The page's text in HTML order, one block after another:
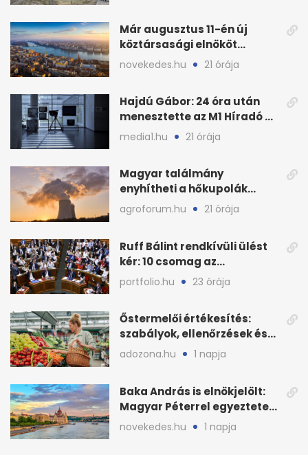
Már augusztus 11-én új
köztársasági elnököt
választhat az Országgyűlés
novekedes.hu 21 órája
Hajdú Gábor: 24 óra után
menesztette az M1 Híradó a
főszerkesztőt
media1.hu 21 órája
Magyar találmány
enyhítheti a hőkupolák
miatti extrém hőséget
agroforum.hu 21 órája
Ruff Bálint rendkívüli ülést
kér: 10 csomag az
Országgyűlés előtt
portfolio.hu 23 órája
Őstermelői értékesítés:
szabályok, ellenőrzések és
bírságok a nyáron
adozona.hu 1 napja
Baka András is elnökjelölt:
Magyar Péterrel egyeztetett
a Tisza Pártban
novekedes.hu 1 napja